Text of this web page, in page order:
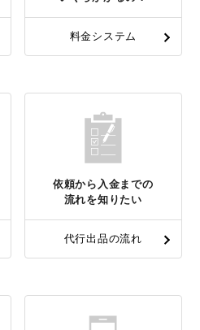
料金システム
依頼から入金までの
流れを知りたい
代行出品の流れ